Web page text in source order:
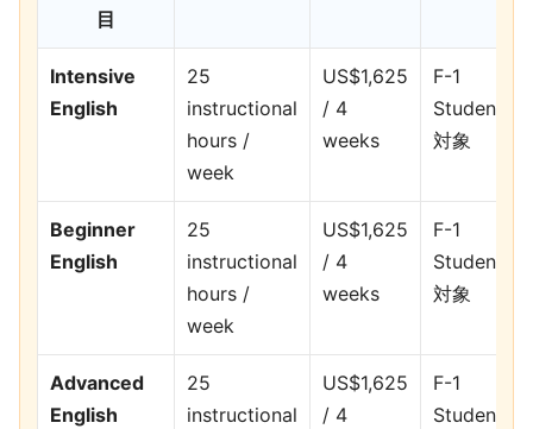
目
Intensive
English
25
instructional
hours /
week
US$1,625
/ 4
weeks
F-1
Student
対象
Beginner
English
25
instructional
hours /
week
US$1,625
/ 4
weeks
F-1
Student
対象
Advanced
English
25
instructional
US$1,625
/ 4
F-1
Student